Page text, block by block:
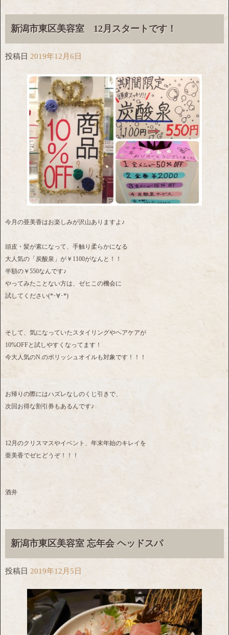
新潟市東区美容室 12月スタートです！
投稿日 2019年12月6日
今月の亜美香はお楽しみが沢山ありますよ♪
頭皮・髪が素になって、手触り柔らかになる
大人気の「炭酸泉」が￥1100がなんと！！
半額の￥550なんです♪
やってみたことない方は、ゼヒこの機会に
試してください(*･∀･*)
そして、気になっていたスタイリングやヘアケアが
10%OFFと試しやすくなってます！
今大人気のN.のポリッシュオイルも対象です！！！
お帰りの際にはハズレなしのくじ引きで、
次回お得な割引券もあるんです♪
12月のクリスマスやイベント、年末年始のキレイを
亜美香でゼヒどうぞ！！！
酒井
新潟市東区美容室 忘年会 ヘッドスパ
投稿日 2019年12月5日